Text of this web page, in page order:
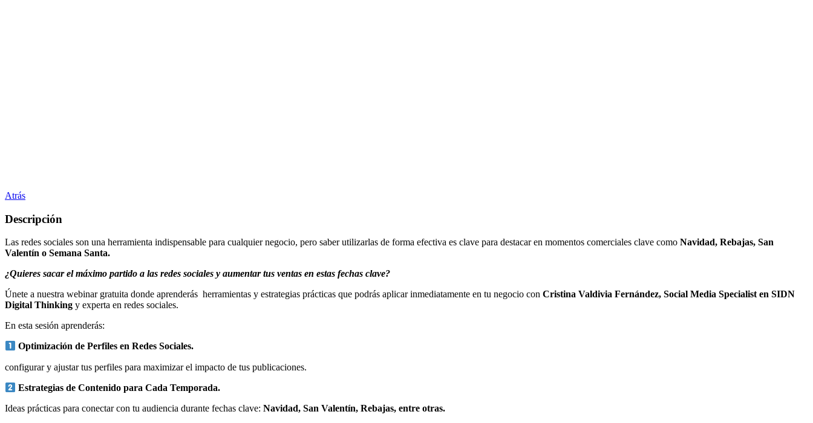
Atrás
Descripción
Las redes sociales son una herramienta indispensable para cualquier negocio, pero saber utilizarlas de forma efectiva es clave para destacar en momentos comerciales clave como Navidad, Rebajas, San
Valentín o Semana Santa.
¿Quieres sacar el máximo partido a las redes sociales y aumentar tus ventas en estas fechas clave?
Únete a nuestra webinar gratuita donde aprenderás herramientas y estrategias prácticas que podrás aplicar inmediatamente en tu negocio con Cristina Valdivia Fernández, Social Media Specialist en SIDN
Digital Thinking y experta en redes sociales.
En esta sesión aprenderás:
Optimización de Perfiles en Redes Sociales.
configurar y ajustar tus perfiles para maximizar el impacto de tus publicaciones.
Estrategias de Contenido para Cada Temporada.
Ideas prácticas para conectar con tu audiencia durante fechas clave: Navidad, San Valentín, Rebajas, entre otras.